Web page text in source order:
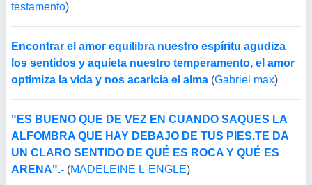
testamento)
Encontrar el amor equilibra nuestro espíritu agudiza
los sentidos y aquieta nuestro temperamento, el amor
optimiza la vida y nos acaricia el alma (Gabriel max)
"ES BUENO QUE DE VEZ EN CUANDO SAQUES LA
ALFOMBRA QUE HAY DEBAJO DE TUS PIES.TE DA
UN CLARO SENTIDO DE QUÉ ES ROCA Y QUÉ ES
ARENA".- (MADELEINE L-ENGLE)